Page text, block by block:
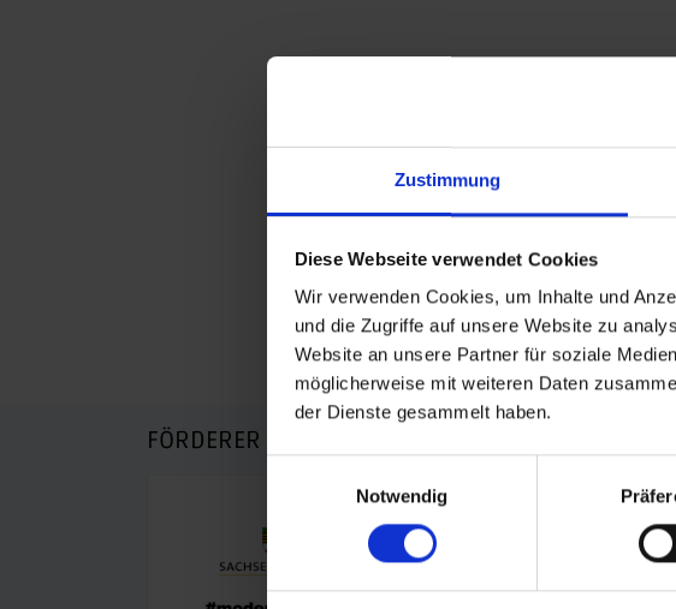
Zustimmung
Diese Webseite verwendet Cookies
Wir verwenden Cookies, um Inhalte und
und die Zugriffe auf unsere Website zu
Website an unsere Partner für soziale
möglicherweise mit weiteren Daten
der Dienste gesammelt haben.
Notwendig
FÖRDERER DES SPORTS IN SACHSEN-ANHALT